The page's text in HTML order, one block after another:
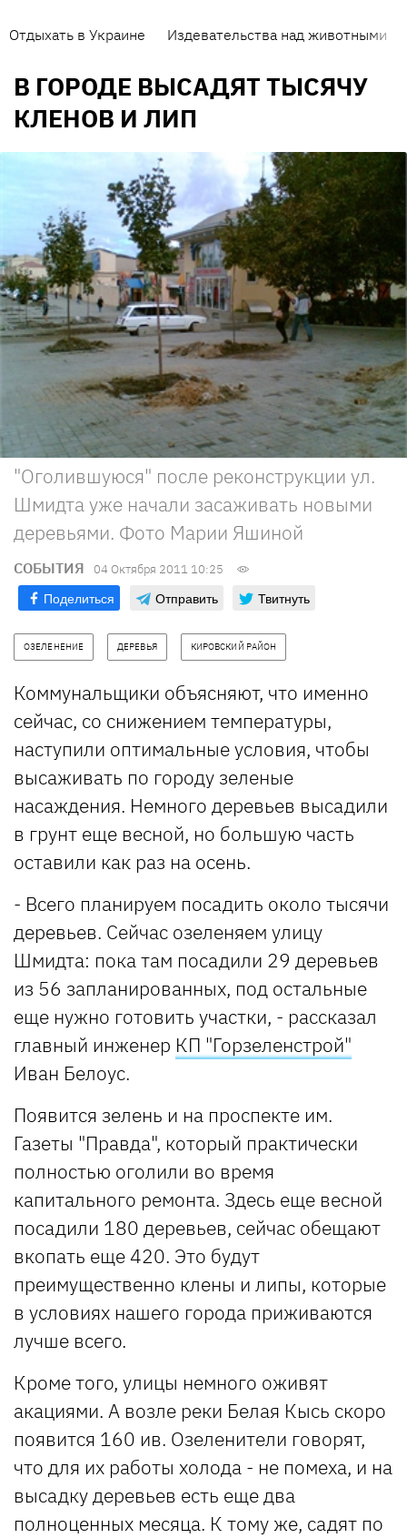
Отдыхать в Украине Издевательства над животными
В ГОРОДЕ ВЫСАДЯТ ТЫСЯЧУ
КЛЕНОВ И ЛИП
"Оголившуюся" после реконструкции ул.
Шмидта уже начали засаживать новыми
деревьями. Фото Марии Яшиной
СОБЫТИЯ 04 Октября 2011 10:25
Поделиться Отправить Твитнуть
ОЗЕЛЕНЕНИЕ ДЕРЕВЬЯ КИРОВСКИЙ РАЙОН
Коммунальщики объясняют, что именно
сейчас, со снижением температуры,
наступили оптимальные условия, чтобы
высаживать по городу зеленые
насаждения. Немного деревьев высадили
в грунт еще весной, но большую часть
оставили как раз на осень.
- Всего планируем посадить около тысячи
деревьев. Сейчас озеленяем улицу
Шмидта: пока там посадили 29 деревьев
из 56 запланированных, под остальные
еще нужно готовить участки, - рассказал
главный инженер КП "Горзеленстрой"
Иван Белоус.
Появится зелень и на проспекте им.
Газеты "Правда", который практически
полностью оголили во время
капитального ремонта. Здесь еще весной
посадили 180 деревьев, сейчас обещают
вкопать еще 420. Это будут
преимущественно клены и липы, которые
в условиях нашего города приживаются
лучше всего.
Кроме того, улицы немного оживят
акациями. А возле реки Белая Кысь скоро
появится 160 ив. Озеленители говорят,
что для их работы холода - не помеха, и на
высадку деревьев есть еще два
полноценных месяца. К тому же, садят по